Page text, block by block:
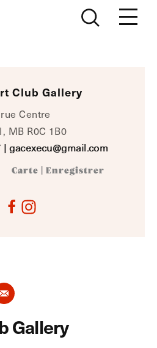
Club Gallery
Centre
MB R0C 1B0
| gacexecu@gmail.com
Carte Enregistrer
Gallery